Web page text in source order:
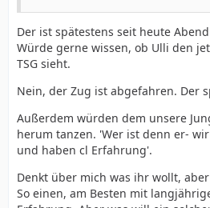
Der ist spätestens seit heute
Würde gerne wissen, ob Ulli den
TSG sieht.
Nein, der Zug ist abgefahren. Der
Außerdem würden dem unsere
herum tanzen. 'Wer ist denn er-
und haben cl Erfahrung'.
Denkt über mich was ihr wollt,
So einen, am Besten mit